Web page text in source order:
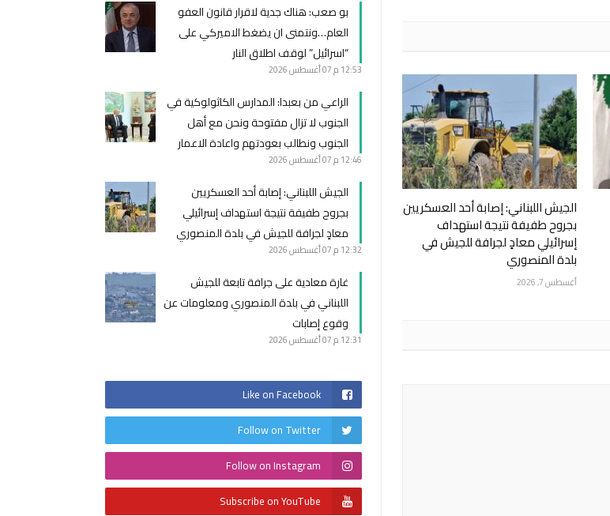
الجيش اللبناني: ‏إصابة أحد العسكريين
بجروح طفيفة نتيجة استهداف
إسرائيلي معادٍ لجرافة للجيش في
بلدة المنصوري
أغسطس 7, 2026
بو صعب: هناك جدية لاقرار قانون العفو
العام…ونتمنى ان يضغط الاميركي على
“اسرائيل” لوقف اطلاق النار
12:53 م 07 أغسطس 2026
الراعي من بعبدا: المدارس الكاثولوكية في
الجنوب لا تزال مفتوحة ونحن مع أهل
الجنوب ونطالب بعودتهم واعادة الاعمار
12:46 م 07 أغسطس 2026
الجيش اللبناني: ‏إصابة أحد العسكريين
بجروح طفيفة نتيجة استهداف إسرائيلي
معادٍ لجرافة للجيش في بلدة المنصوري
12:32 م 07 أغسطس 2026
غارة معادية على جرافة تابعة للجيش
اللبناني في بلدة المنصوري ومعلومات عن
وقوع إصابات
12:31 م 07 أغسطس 2026
Like on Facebook
Follow on Twitter
Follow on Instagram
Subscribe on YouTube